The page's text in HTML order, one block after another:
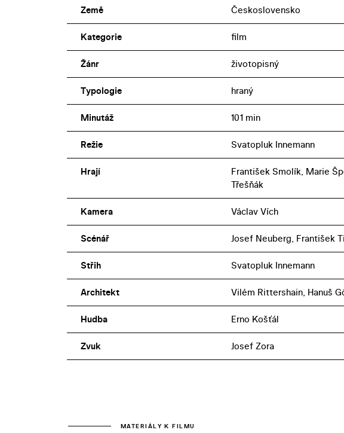
Země Československo
Kategorie film
Žánr životopisný
Typologie hraný
Minutáž 101 min
Režie Svatopluk Innemann
Hrají
František Smolík, Marie
Třešňák
Kamera Václav Vích
Scénář Josef Neuberg, František
Střih Svatopluk Innemann
Architekt Vilém Rittershain, Hanuš
Hudba Erno Košťál
Zvuk Josef Zora
MATERIÁLY K FILMU